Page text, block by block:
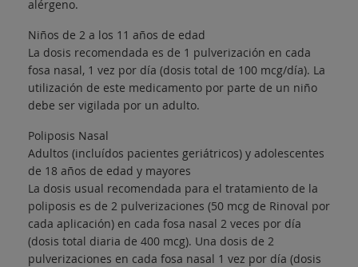
alérgeno.
Niños de 2 a los 11 años de edad
La dosis recomendada es de 1 pulverización en cada
fosa nasal, 1 vez por día (dosis total de 100 mcg/día). La
utilización de este medicamento por parte de un niño
debe ser vigilada por un adulto.
Poliposis Nasal
Adultos (incluídos pacientes geriátricos) y adolescentes
de 18 años de edad y mayores
La dosis usual recomendada para el tratamiento de la
poliposis es de 2 pulverizaciones (50 mcg de Rinoval por
cada aplicación) en cada fosa nasal 2 veces por día
(dosis total diaria de 400 mcg). Una dosis de 2
pulverizaciones en cada fosa nasal 1 vez por día (dosis